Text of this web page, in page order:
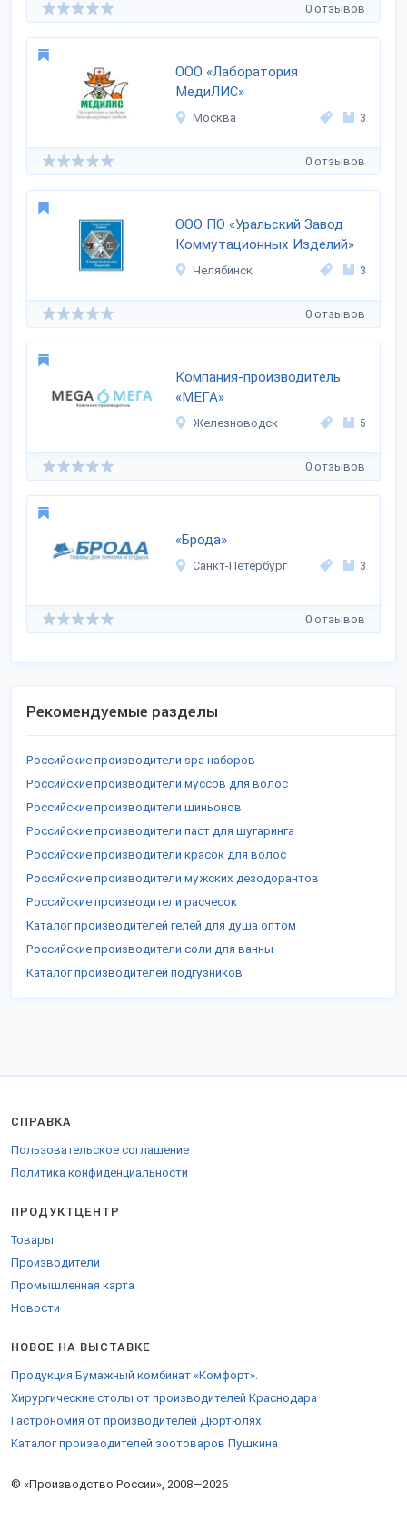
0 отзывов
ООО «Лаборатория
МедиЛИС»
Москва 3
0 отзывов
ООО ПО «Уральский Завод
Коммутационных Изделий»
Челябинск 3
0 отзывов
Компания-производитель
«МЕГА»
Железноводск 5
0 отзывов
«Брода»
Санкт-Петербург 3
0 отзывов
Рекомендуемые разделы
Российские производители spa наборов
Российские производители муссов для волос
Российские производители шиньонов
Российские производители паст для шугаринга
Российские производители красок для волос
Российские производители мужских дезодорантов
Российские производители расчесок
Каталог производителей гелей для душа оптом
Российские производители соли для ванны
Каталог производителей подгузников
© «Производство России», 2008—2026
СПРАВКА
Пользовательское соглашение
Политика конфиденциальности
ПРОДУКТЦЕНТР
Товары
Производители
Промышленная карта
Новости
НОВОЕ НА ВЫСТАВКЕ
Продукция Бумажный комбинат «Комфорт».
Хирургические столы от производителей Краснодара
Гастрономия от производителей Дюртюлях
Каталог производителей зоотоваров Пушкина